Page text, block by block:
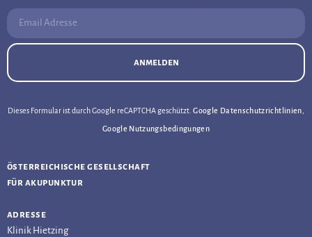
Email Adresse:
anmelden
Dieses Formular ist durch Google reCAPTCHA geschützt.Google Datenschutzrichtlinien
Google Nutzungsbedingungen
österreichische gesellschaft
für akupunktur
adresse
Klinik Hietzing